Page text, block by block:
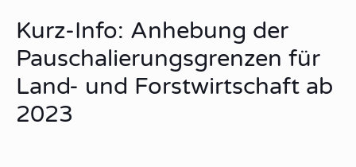
Kurz-Info: Anhebung der
Pauschalierungsgrenzen für
Land- und Forstwirtschaft ab
2023